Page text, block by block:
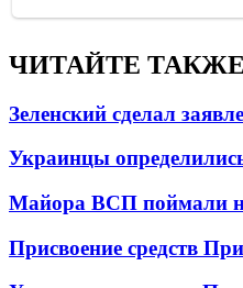
ЧИТАЙТЕ ТАКЖЕ
Зеленский сделал
Украинцы
Майора ВСП поймали
Присвоение средств